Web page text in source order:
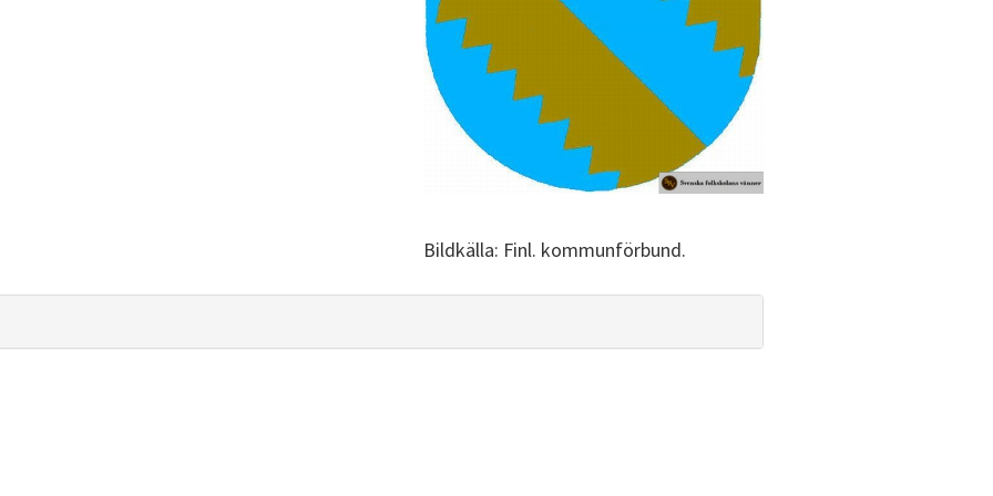
Bildkälla: Finl. kommunförbund.